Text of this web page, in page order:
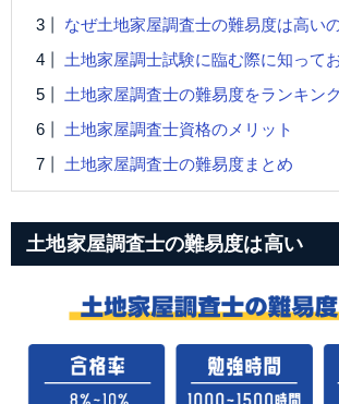
なぜ土地家屋調査士の難易度は高い
土地家屋調士試験に臨む際に知って
土地家屋調査士の難易度をランキン
土地家屋調査士資格のメリット
土地家屋調査士の難易度まとめ
土地家屋調査士の難易度は高い